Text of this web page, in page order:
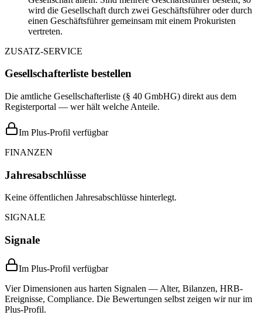
wird die Gesellschaft durch zwei Geschäftsführer oder durch
einen Geschäftsführer gemeinsam mit einem Prokuristen
vertreten.
ZUSATZ-SERVICE
Gesellschafterliste bestellen
Die amtliche Gesellschafterliste (§ 40 GmbHG) direkt aus dem
Registerportal — wer hält welche Anteile.
Im Plus-Profil verfügbar
FINANZEN
Jahresabschlüsse
Keine öffentlichen Jahresabschlüsse hinterlegt.
SIGNALE
Signale
Im Plus-Profil verfügbar
Vier Dimensionen aus harten Signalen — Alter, Bilanzen, HRB-
Ereignisse, Compliance. Die Bewertungen selbst zeigen wir nur im
Plus-Profil.